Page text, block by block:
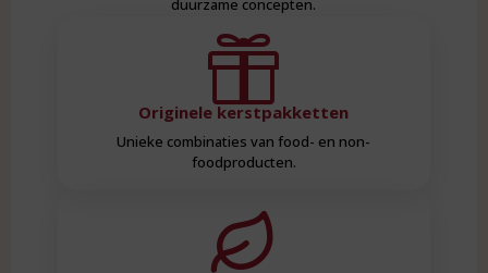
duurzame concepten.

Originele kerstpakketten
Unieke combinaties van food- en non-
foodproducten.